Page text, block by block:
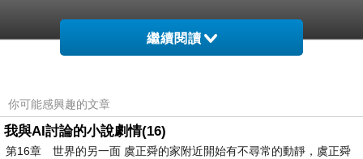
繼續閱讀
你可能感興趣的文章
我與AI討論的小說劇情(16)
第16章 世界的另一面 虞正舜的家附近開始有不尋常的動靜，虞正舜